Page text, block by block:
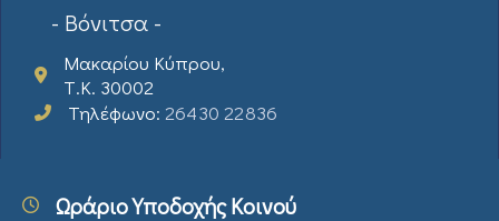
- Βόνιτσα -
Μακαρίου Κύπρου,
Τ.Κ. 30002
Τηλέφωνο: 26430 22836
Ωράριο Υποδοχής Κοινού